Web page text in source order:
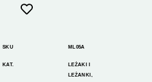
SKU ML05A
KAT.
LEŻAKI I
LEŻANKI ,